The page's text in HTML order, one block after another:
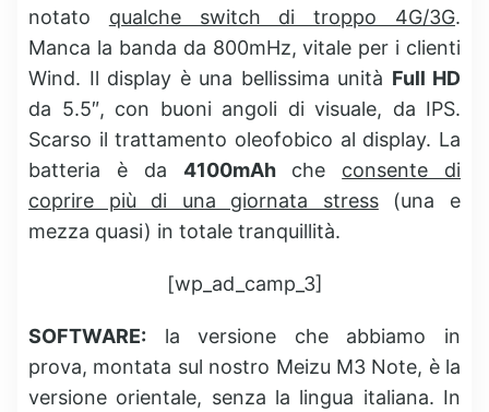
notato qualche switch di troppo 4G/3G.
Manca la banda da 800mHz, vitale per i clienti
Wind. Il display è una bellissima unità Full HD
da 5.5″, con buoni angoli di visuale, da IPS.
Scarso il trattamento oleofobico al display. La
batteria è da 4100mAhche consente di
coprire più di una giornata stress(una e
mezza quasi) in totale tranquillità.
[wp_ad_camp_3]
SOFTWARE: la versione che abbiamo in
prova, montata sul nostro Meizu M3 Note, è la
versione orientale, senza la lingua italiana. In